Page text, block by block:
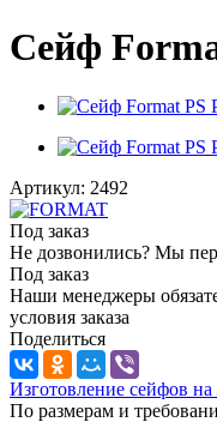
Сейф
Артикул: 2492
Под заказ
Не дозвонились? Мы
Под заказ
Наши менеджеры
условия заказа
Поделиться
Изготовление сейфов на
По размерам и